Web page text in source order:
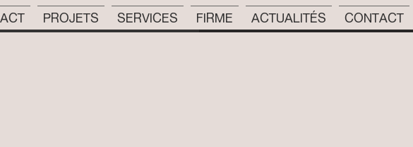
PROJETS SERVICES FIRME ACTUALITÉS CONTACT